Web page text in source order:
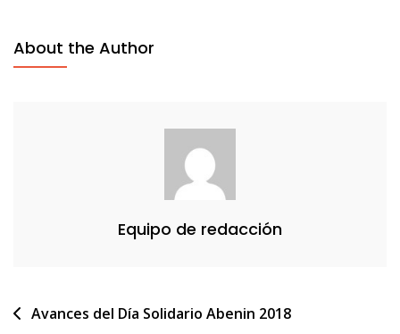
About the Author
Equipo de redacción
Navegación
Avances del Día Solidario Abenin 2018